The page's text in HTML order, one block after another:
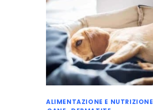
ALIMENTAZIONE E NUTRIZIONE